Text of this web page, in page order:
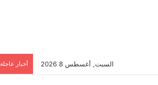
السبت, أغسطس 8 2026 أخبار عاجلة